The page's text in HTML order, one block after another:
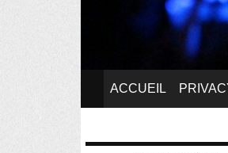
SKIPACCUEIL